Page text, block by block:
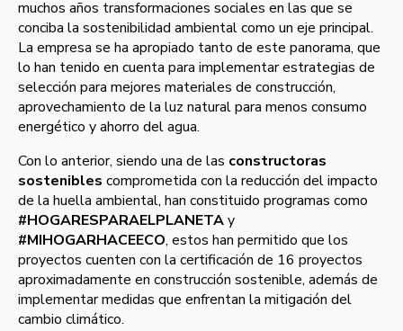
muchos años transformaciones sociales en las que se
conciba la sostenibilidad ambiental como un eje principal.
La empresa se ha apropiado tanto de este panorama, que
lo han tenido en cuenta para implementar estrategias de
selección para mejores materiales de construcción,
aprovechamiento de la luz natural para menos consumo
energético y ahorro del agua.
Con lo anterior, siendo una de las constructoras
sostenibles comprometida con la reducción del impacto
de la huella ambiental, han constituido programas como
#HOGARESPARAELPLANETAy
#MIHOGARHACEECO, estos han permitido que los
proyectos cuenten con la certificación de 16 proyectos
aproximadamente en construcción sostenible, además de
implementar medidas que enfrentan la mitigación del
cambio climático.